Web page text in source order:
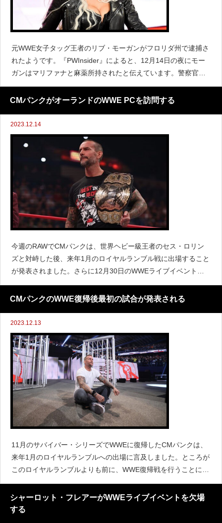
元WWE女子タッグ王者のリブ・モーガンがフロリダ州で逮捕さ
れたようです。『PWInsider』によると、12月14日の夜にモー
ガンはマリファナと麻薬所持されたと伝えています。警察官が
彼女のジープが郡道の白線と黄線を越えているのを目撃し、ジ
ープに近づいてみるとマリファナの臭いがしたよう
CMパンクがオーランドのWWE PCを訪問する
2023.12.14
今週のRAWでCMパンクは、世界ヘビー級王者のセス・ロリン
ズと対峙した後、来年1月のロイヤルランブル戦に出場すること
が発表されました。さらに12月30日のWWEライブイベントで
は、ドミニク・ミステリオとの対戦も発表されています。『PW
Insider』によると、CMパンクは今週フロリダ
CMパンクのWWE復帰後最初の試合が発表される
2023.12.13
11月のサバイバー・シリーズでWWEに復帰したCMパンクは、
来年1月のロイヤルランブルへの出場に言及しました。ところが
このロイヤルランブルよりも前に、WWE復帰戦を行うことにな
るようです。12月30日にカリフォルニア州イングルウッドにあ
るキア・フォーラムで開催されるライブイベントに、
シャーロット・フレアーがWWEライブイベントを欠場
する